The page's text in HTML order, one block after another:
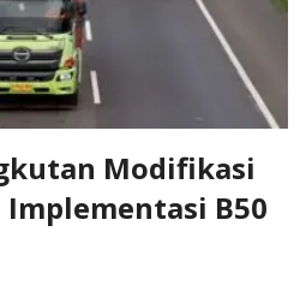
Modifikasi
Implementasi B50